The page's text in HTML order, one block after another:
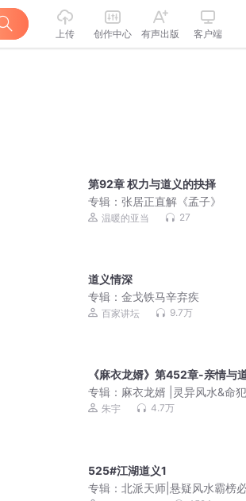
上传 创作中心 有声出版 客户端
第92章 权力与道义的抉择
专辑：张居正直解《孟子》
温暖的亚当 27
道义情深
专辑：金戈铁马辛弃疾
百家讲坛 9.7万
《麻衣龙婿》第452章-亲情与
专辑： 麻衣龙婿 |灵异风水&命
朱宇 4.7万
525#江湖道义1
专辑：北派天师|悬疑风水霸榜